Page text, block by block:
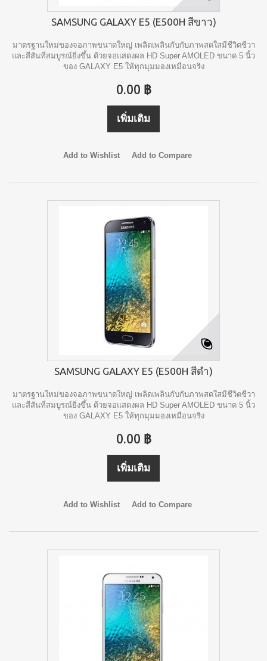
SAMSUNG GALAXY E5 (E500H สีขาว)
มาตรฐานใหม่ของจอภาพขนาดใหญ่ เพลิดเพลินกับกับภาพสดใสมีชีวิตชีวา
และสีสันที่สมบูรณ์ยิ่งขึ้น ด้วยจอแสดงผล HD Super AMOLED ขนาด 5 นิ้ว
ของ GALAXY E5 ให้ทุกมุมมองเหมือนจริง
0.00 ฿
เพิ่มเติม
Add to Wishlist Add to Compare
SAMSUNG GALAXY E5 (E500H สีดำ)
มาตรฐานใหม่ของจอภาพขนาดใหญ่ เพลิดเพลินกับกับภาพสดใสมีชีวิตชีวา
และสีสันที่สมบูรณ์ยิ่งขึ้น ด้วยจอแสดงผล HD Super AMOLED ขนาด 5 นิ้ว
ของ GALAXY E5 ให้ทุกมุมมองเหมือนจริง
0.00 ฿
เพิ่มเติม
Add to Wishlist Add to Compare